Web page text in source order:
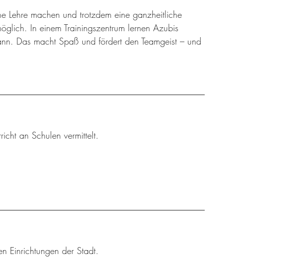
Lehre machen und trotzdem eine ganzheitliche
In einem Trainingszentrum lernen Azubis
Das macht Spaß und fördert den Teamgeist – und
an Schulen vermittelt.
Einrichtungen der Stadt.